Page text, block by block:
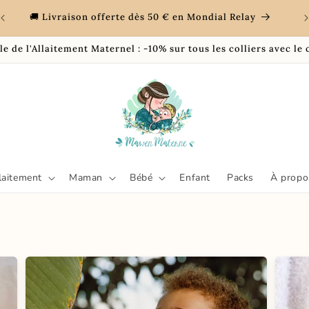
🚚 Livraison offerte dès 50 € en Mondial Relay
de l'Allaitement Maternel : -10% sur tous les colliers avec le
Maman Bébé Enfant Packs À